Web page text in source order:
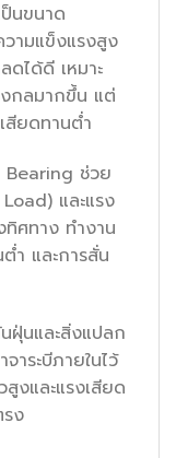
นขนาด
ามแข็งแรงสูง
ดได้ดี เหมาะ
กลมากขึ้น แต่
สียดทานต่ำ
Bearing ช่วย
และแรง
ศทาง ทำงาน
ำ และการสั่น
ฝุ่นและสิ่งแปลก
าระบีภายในไว้
งและแรงเสียด
ง